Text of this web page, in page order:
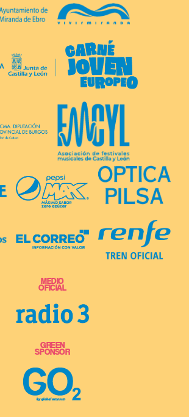
MEDIO
OFICIAL
GREEN
SPONSOR